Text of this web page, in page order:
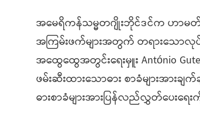
အမေရိကန်သမ္မတဂျိုးဘိုင်ဒင်က ဟာမတ်
အကြမ်းဖက်များအတွက် တရားသောလု
အထွေထွေအတွင်းရေးမှူး António
ဖမ်းဆီးထားသောဓား စာခံများအား
ဓားစာခံများအားပြန်လည်လွှတ်ပေး